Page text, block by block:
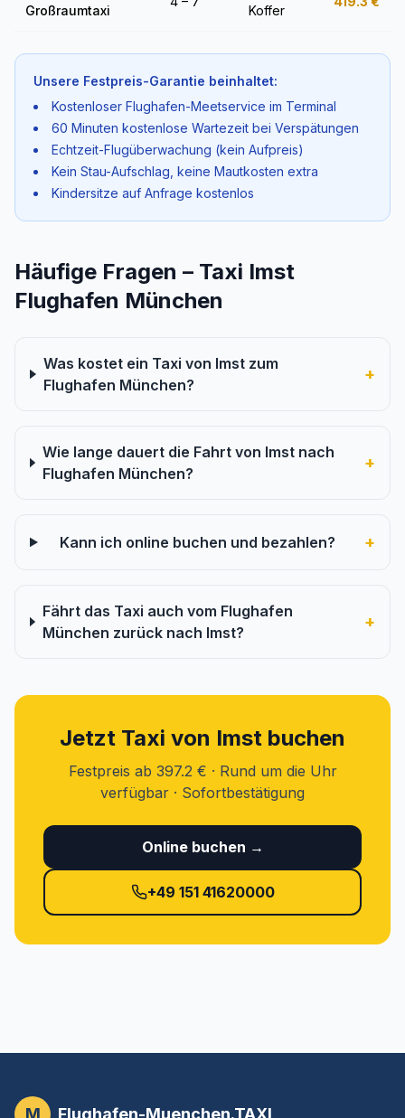
Großraumtaxi Koffer
Unsere Festpreis-Garantie beinhaltet:
Kostenloser Flughafen-Meetservice im Terminal
60 Minuten kostenlose Wartezeit bei Verspätungen
Echtzeit-Flugüberwachung (kein Aufpreis)
Kein Stau-Aufschlag, keine Mautkosten extra
Kindersitze auf Anfrage kostenlos
Häufige Fragen – Taxi Imst
Flughafen München
Was kostet ein Taxi von Imst zum
Flughafen München?
+
Wie lange dauert die Fahrt von Imst nach
Flughafen München?
+
Kann ich online buchen und bezahlen? +
Fährt das Taxi auch vom Flughafen
München zurück nach Imst?
+
Jetzt Taxi von Imst buchen
Festpreis ab 397.2 € · Rund um die Uhr
verfügbar · Sofortbestätigung
Online buchen →
+49 151 41620000
M Flughafen-Muenchen.TAXI